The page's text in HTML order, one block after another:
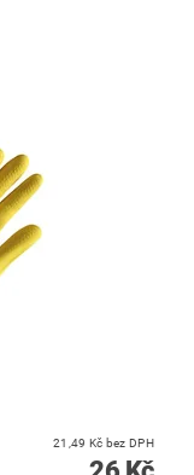
21,49 Kč bez DPH